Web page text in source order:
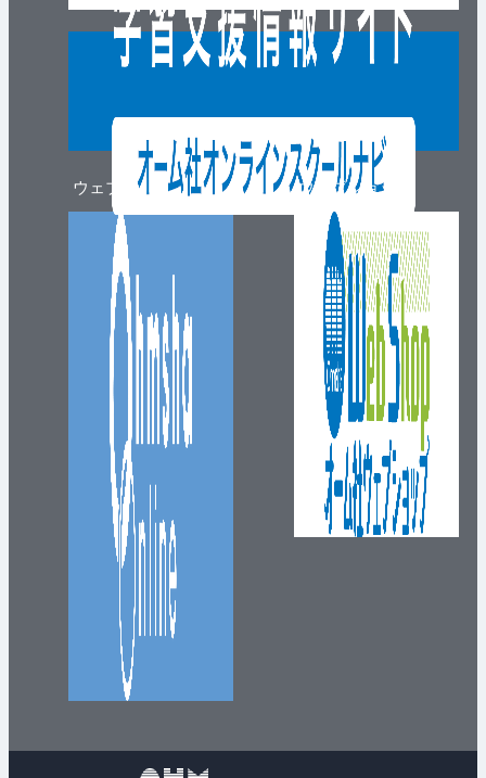
ウェブマガジン ウェブショップ